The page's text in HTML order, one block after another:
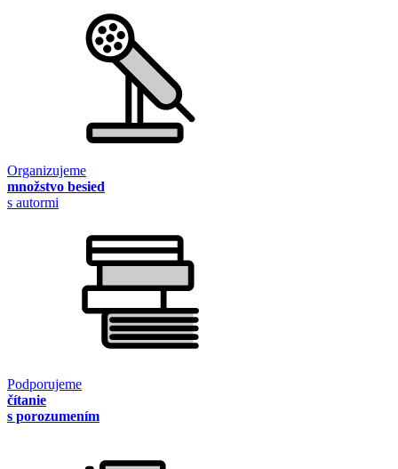
Organizujeme
množstvo besied
s autormi
Podporujeme
čítanie
s porozumením